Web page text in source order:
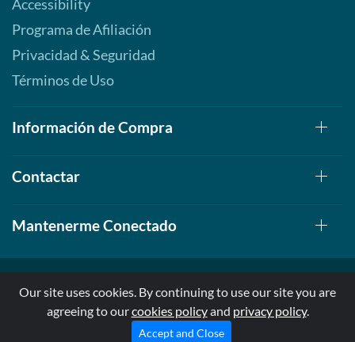
Accessibility
Programa de Afiliación
Privacidad & Seguridad
Términos de Uso
Información de Compra
Contactar
Mantenerme Conectado
© 1999-2026, AllStarHealth.com | All Rights Reserved
* Estas declaraciones no han sido evaluadas por la FDA
Our site uses cookies. By continuing to use our site you are
agreeing to ourcookies policyand privacy policy.
Accept and Close